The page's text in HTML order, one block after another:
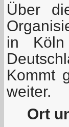
Über
in Köln
Kommt
weiter.
Ort